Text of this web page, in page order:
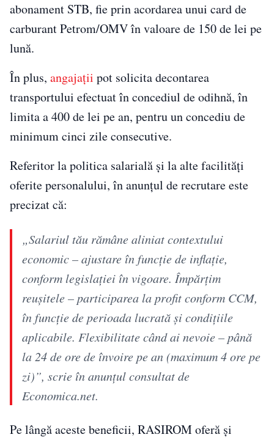
abonament STB, fie prin acordarea unui card de
carburant Petrom/OMV în valoare de 150 de lei pe
lună.
În plus, angajații pot solicita decontarea
transportului efectuat în concediul de odihnă, în
limita a 400 de lei pe an, pentru un concediu de
minimum cinci zile consecutive.
Referitor la politica salarială și la alte facilități
oferite personalului, în anunțul de recrutare este
precizat că:
„Salariul tău rămâne aliniat contextului
economic – ajustare în funcţie de inflație,
conform legislației în vigoare. Împărţim
reuşitele – participarea la profit conform CCM,
în funcţie de perioada lucrată şi condiţiile
aplicabile. Flexibilitate când ai nevoie – până
la 24 de ore de învoire pe an (maximum 4 ore pe
zi)”, scrie în anunțul consultat de
Economica.net.
Pe lângă aceste beneficii, RASIROM oferă și